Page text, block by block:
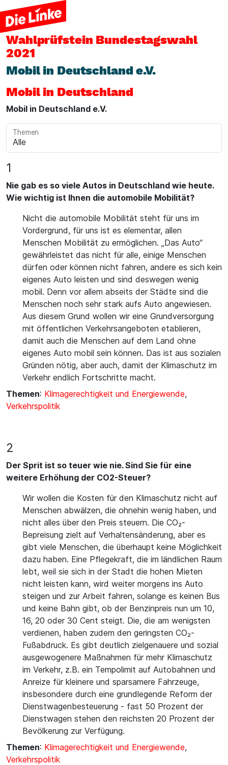
Wahlprüfstein Bundestagswahl
2021
Mobil in Deutschland e.V.
Mobil in Deutschland
Mobil in Deutschland e.V.
Themen
1
Nie gab es so viele Autos in Deutschland wie heute.
Wie wichtig ist Ihnen die automobile Mobilität?
Nicht die automobile Mobilität steht für uns im
Vordergrund, für uns ist es elementar, allen
Menschen Mobilität zu ermöglichen. „Das Auto“
gewährleistet das nicht für alle, einige Menschen
dürfen oder können nicht fahren, andere es sich kein
eigenes Auto leisten und sind deswegen wenig
mobil. Denn vor allem abseits der Städte sind die
Menschen noch sehr stark aufs Auto angewiesen.
Aus diesem Grund wollen wir eine Grundversorgung
mit öffentlichen Verkehrsangeboten etablieren,
damit auch die Menschen auf dem Land ohne
eigenes Auto mobil sein können. Das ist aus sozialen
Gründen nötig, aber auch, damit der Klimaschutz im
Verkehr endlich Fortschritte macht.
Themen: Klimagerechtigkeit und Energiewende,
Verkehrspolitik
2
Der Sprit ist so teuer wie nie. Sind Sie für eine
weitere Erhöhung der CO2-Steuer?
Wir wollen die Kosten für den Klimaschutz nicht auf
Menschen abwälzen, die ohnehin wenig haben, und
nicht alles über den Preis steuern. Die CO₂-
Bepreisung zielt auf Verhaltensänderung, aber es
gibt viele Menschen, die überhaupt keine Möglichkeit
dazu haben. Eine Pflegekraft, die im ländlichen Raum
lebt, weil sie sich in der Stadt die hohen Mieten
nicht leisten kann, wird weiter morgens ins Auto
steigen und zur Arbeit fahren, solange es keinen Bus
und keine Bahn gibt, ob der Benzinpreis nun um 10,
16, 20 oder 30 Cent steigt. Die, die am wenigsten
verdienen, haben zudem den geringsten CO₂-
Fußabdruck. Es gibt deutlich zielgenauere und sozial
ausgewogenere Maßnahmen für mehr Klimaschutz
im Verkehr, z.B. ein Tempolimit auf Autobahnen und
Anreize für kleinere und sparsamere Fahrzeuge,
insbesondere durch eine grundlegende Reform der
Dienstwagenbesteuerung - fast 50 Prozent der
Dienstwagen stehen den reichsten 20 Prozent der
Bevölkerung zur Verfügung.
Themen: Klimagerechtigkeit und Energiewende,
Verkehrspolitik